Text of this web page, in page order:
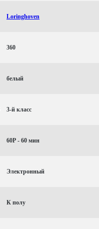
Loringhoven
360
белый
3-й класс
60P - 60 мин
Электронный
К полу